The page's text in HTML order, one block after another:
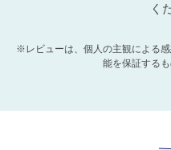
く
※レビューは、個人の主観による
能を保証するも